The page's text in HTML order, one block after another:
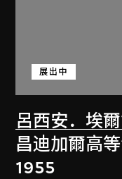
呂西安．埃
展出中
昌迪加爾高
1955